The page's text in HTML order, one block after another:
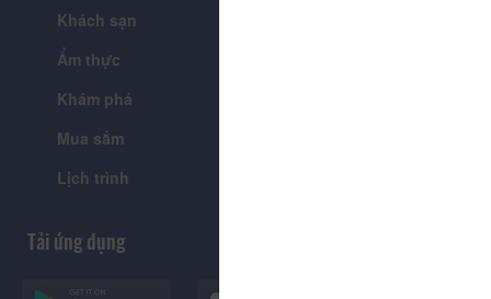
Khách sạn
Ẩm thực
Khám phá
Mua sắm
Lịch trình
Tải ứng dụng